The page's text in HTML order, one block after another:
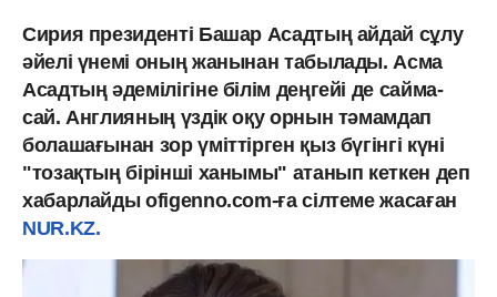
Сирия президенті Башар Асадтың айдай сұлу
әйелі үнемі оның жанынан табылады. Асма
Асадтың әдемілігіне білім деңгейі де сайма-
сай. Англияның үздік оқу орнын тәмамдап
болашағынан зор үміттірген қыз бүгінгі күні
"тозақтың бірінші ханымы" атанып кеткен деп
хабарлайды ofigenno.com-ға сілтеме жасаған
NUR.KZ.